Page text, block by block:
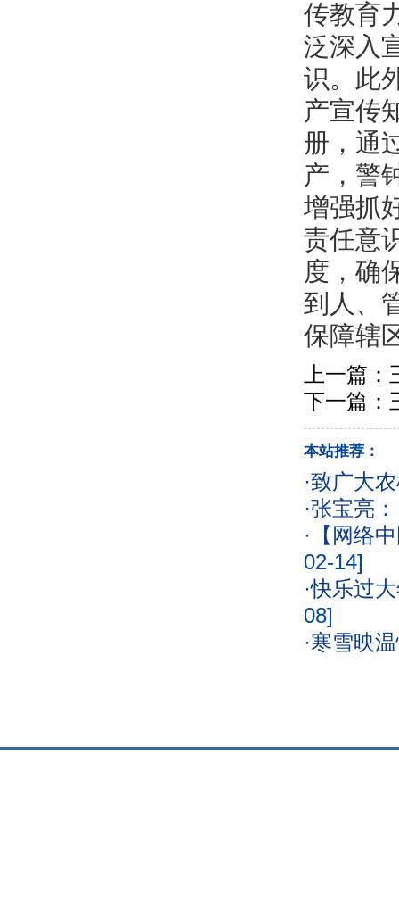
传教育
泛深入
识。此
产宣传
册，通
产，警
增强抓
责任意
度，确
到人、
保障辖
上一篇：
下一篇：
本站推荐：
·致广大
·张宝亮
· 【网络
02-14]
·快乐过
08]
·寒雪映